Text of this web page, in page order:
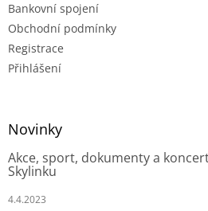
Bankovní spojení
Obchodní podmínky
Registrace
Přihlášení
Novinky
Akce, sport, dokumenty a
Skylinku
4.4.2023